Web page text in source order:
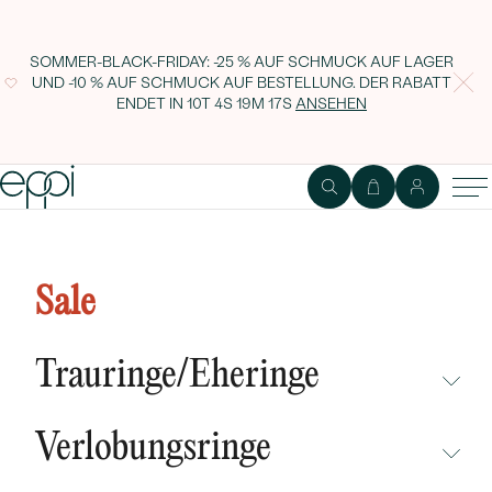
SOMMER-BLACK-FRIDAY: -25 % AUF SCHMUCK AUF LAGER
UND -10 % AUF SCHMUCK AUF BESTELLUNG. DER RABATT
ENDET IN 10T 4S 19M 16S ANSEHEN
Sale
Trauringe/Eheringe
NEUHEITEN
Verlobungsringe
Ohrringen Hania